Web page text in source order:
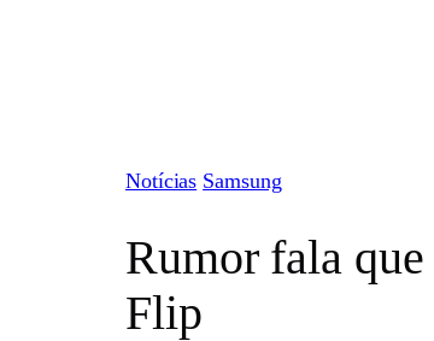
Notícias Samsung
Rumor fala
Flip